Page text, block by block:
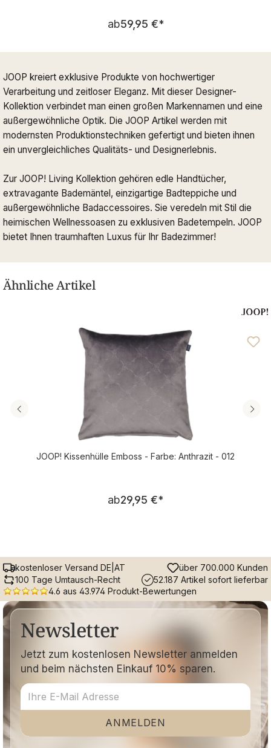
Regulärer Preis:
ab59,95 €*
JOOP kreiert exklusive Produkte von hochwertiger
Verarbeitung und zeitloser Eleganz. Mit dieser Designer-
Kollektion verbindet man einen großen Markennamen und eine
außergewöhnliche Optik. Die JOOP Artikel werden mit
modernsten Produktionstechniken gefertigt und bieten ihnen
ein unvergleichliches Qualitäts- und Designerlebnis.
Zur JOOP! Living Kollektion gehören edle Handtücher,
extravagante Bademäntel, einzigartige Badteppiche und
außergewöhnliche Badaccessoires. Sie veredeln mit Stil die
heimischen Wellnessoasen zu exklusiven Badetempeln. JOOP
bietet Ihnen traumhaften Luxus für Ihr Badezimmer!
Ähnliche Artikel
JOOP! Kissenhülle Emboss - Farbe: Anthrazit - 012
Regulärer Preis:
ab29,95 €*
kostenloser Versand DE|AT
über 700.000 Kunden
100 Tage Umtausch-Recht
52.187 Artikel sofort lieferbar
4.6 aus 43.974 Produkt-Bewertungen
Newsletter
Jetzt zum kostenlosen Newsletter anmelden
und beim nächsten Einkauf 10% sparen.
ANMELDEN